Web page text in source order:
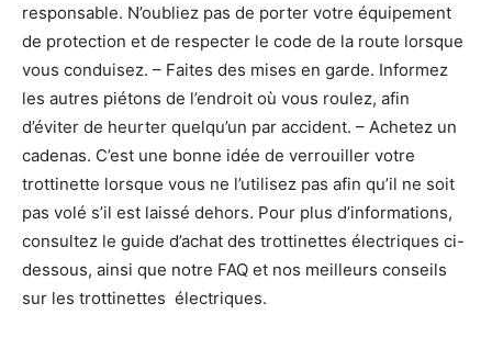
responsable. N’oubliez pas de porter votre équipement
de protection et de respecter le code de la route lorsque
vous conduisez. – Faites des mises en garde. Informez
les autres piétons de l’endroit où vous roulez, afin
d’éviter de heurter quelqu’un par accident. – Achetez un
cadenas. C’est une bonne idée de verrouiller votre
trottinette lorsque vous ne l’utilisez pas afin qu’il ne soit
pas volé s’il est laissé dehors. Pour plus d’informations,
consultez le guide d’achat des trottinettes électriques ci-
dessous, ainsi que notre FAQ et nos meilleurs conseils
sur les trottinettes électriques.